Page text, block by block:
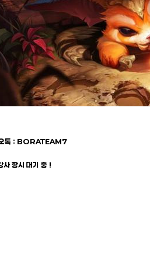
오톡 : BORATEAM7
항시 대기 중 !